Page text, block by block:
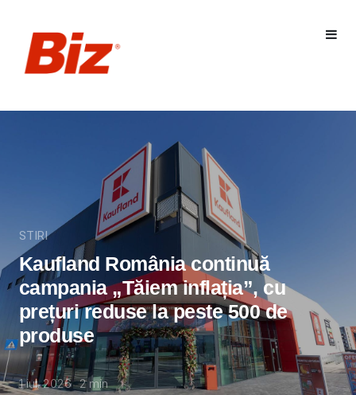
STIRI
Kaufland România continuă
campania „Tăiem inflația”, cu
prețuri reduse la peste 500 de
produse
1 iul. 2026 2 min